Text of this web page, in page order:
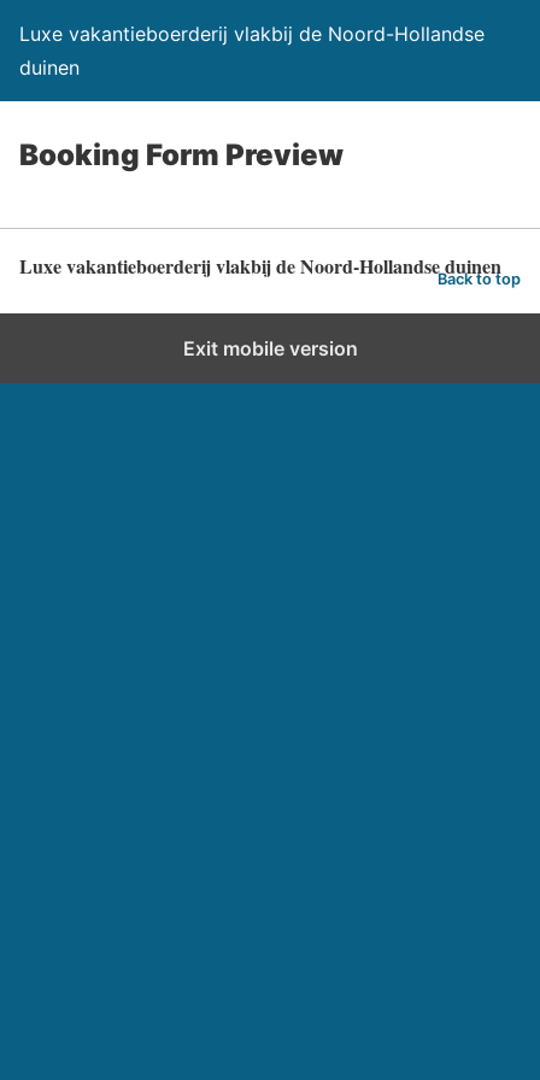
Luxe vakantieboerderij vlakbij de Noord-Hollandse
duinen
Booking Form Preview
Luxe vakantieboerderij vlakbij de Noord-Hollandse duinen
Back to top
Exit mobile version